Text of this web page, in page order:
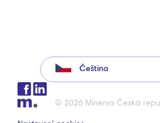
Čeština
© 2026 Minerva Česká